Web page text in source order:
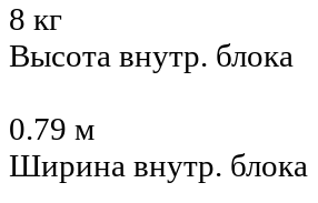
8 кг
Высота внутр. блока
0.79 м
Ширина внутр. блока